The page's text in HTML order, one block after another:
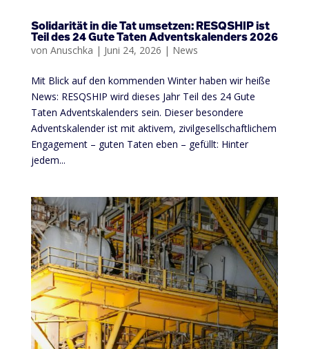
Solidarität in die Tat umsetzen: RESQSHIP ist
Teil des 24 Gute Taten Adventskalenders 2026
von Anuschka | Juni 24, 2026 | News
Mit Blick auf den kommenden Winter haben wir heiße
News: RESQSHIP wird dieses Jahr Teil des 24 Gute
Taten Adventskalenders sein. Dieser besondere
Adventskalender ist mit aktivem, zivilgesellschaftlichem
Engagement – guten Taten eben – gefüllt: Hinter
jedem...